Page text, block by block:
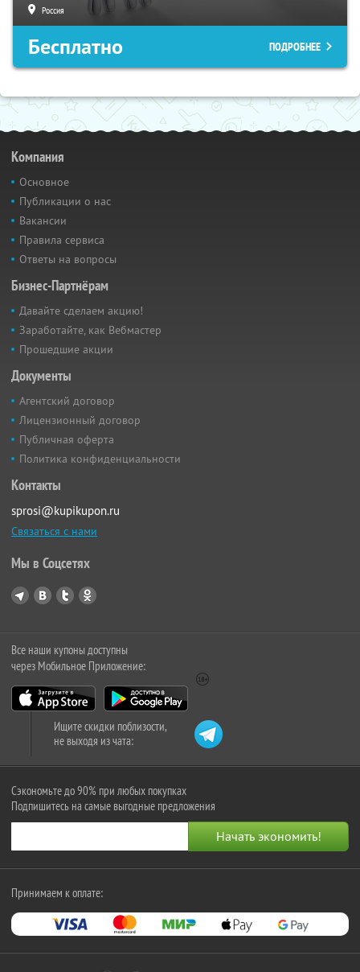
Россия
Бесплатно ПОДРОБНЕЕ
Компания
Основное
Публикации о нас
Вакансии
Правила сервиса
Ответы на вопросы
Бизнес-Партнёрам
Давайте сделаем акцию!
Заработайте, как Вебмастер
Прошедшие акции
Документы
Агентский договор
Лицензионный договор
Публичная оферта
Политика конфиденциальности
Контакты
sprosi@kupikupon.ru
Связаться с нами
Мы в Соцсетях
Все наши купоны доступны
через Мобильное Приложение:
Ищите скидки поблизости,
не выходя из чата:
Сэкономьте до 90% при любых покупках
Подпишитесь на самые выгодные предложения
Принимаем к оплате: